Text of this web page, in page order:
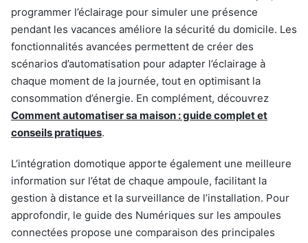
programmer l’éclairage pour simuler une présence
pendant les vacances améliore la sécurité du domicile. Les
fonctionnalités avancées permettent de créer des
scénarios d’automatisation pour adapter l’éclairage à
chaque moment de la journée, tout en optimisant la
consommation d’énergie. En complément, découvrez
Comment automatiser sa maison : guide complet et
conseils pratiques.
L’intégration domotique apporte également une meilleure
information sur l’état de chaque ampoule, facilitant la
gestion à distance et la surveillance de l’installation. Pour
approfondir, le guide des Numériques sur les ampoules
connectées propose une comparaison des principales